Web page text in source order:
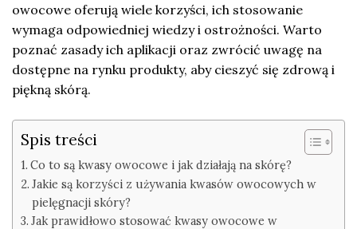
owocowe oferują wiele korzyści, ich stosowanie
wymaga odpowiedniej wiedzy i ostrożności. Warto
poznać zasady ich aplikacji oraz zwrócić uwagę na
dostępne na rynku produkty, aby cieszyć się zdrową i
piękną skórą.
Spis treści
Co to są kwasy owocowe i jak działają na skórę?
Jakie są korzyści z używania kwasów owocowych w
pielęgnacji skóry?
Jak prawidłowo stosować kwasy owocowe w